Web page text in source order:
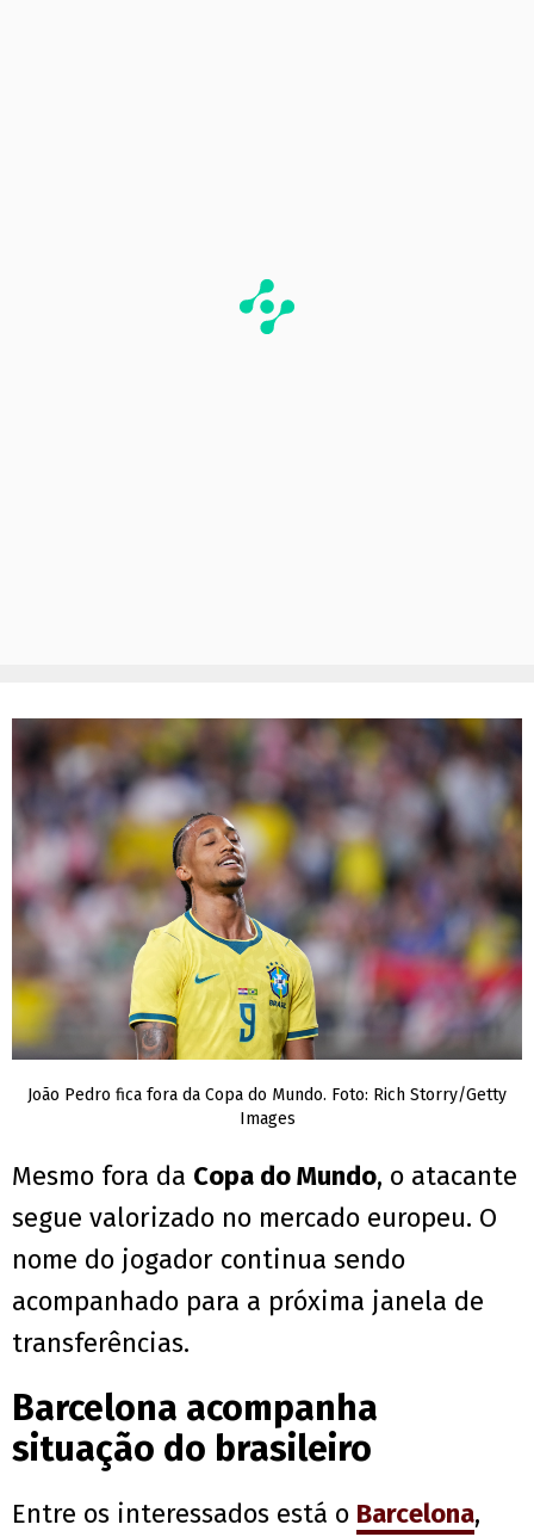
João Pedro fica fora da Copa do Mundo. Foto: Rich Storry/Getty
Images
Mesmo fora da Copa do Mundo, o atacante
segue valorizado no mercado europeu. O
nome do jogador continua sendo
acompanhado para a próxima janela de
transferências.
Barcelona acompanha
situação do brasileiro
Entre os interessados está o Barcelona,